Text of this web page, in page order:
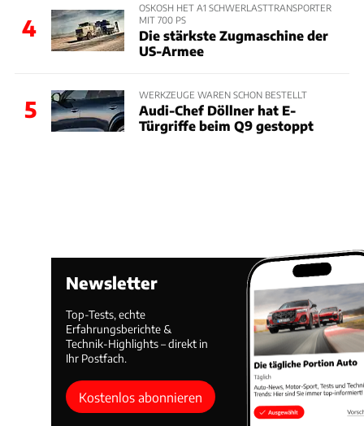
4
OSKOSH HET A1 SCHWERLASTTRANSPORTER
MIT 700 PS
Die stärkste Zugmaschine der
US-Armee
5
WERKZEUGE WAREN SCHON BESTELLT
Audi-Chef Döllner hat E-
Türgriffe beim Q9 gestoppt
Newsletter
Top-Tests, echte
Erfahrungsberichte &
Technik-Highlights – direkt in
Ihr Postfach.
Kostenlos abonnieren